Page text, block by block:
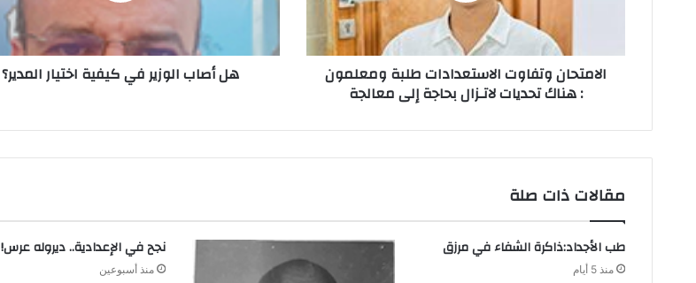
ن
الامتحان‭ ‬وتفاوت‭ ‬الاستعدادات طلبة ومعلمون
: هناك تحديات لاتـزال بحاجة إلى معالجة
هل‭ ‬أصاب‭ ‬الوزير‭ ‬في‭ ‬كيفية‭ ‬اختيار‭ ‬المدير؟
مقالات ذات صلة
طب الأجداد:ذاكرة الشفاء في مرزق
منذ 5 أيام
نجح في الإعدادية.. ديروله عرس!
منذ أسبوعين